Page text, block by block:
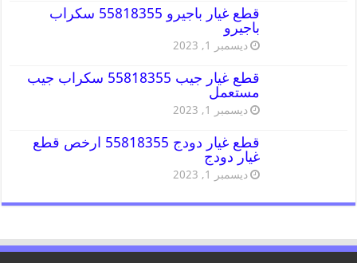
قطع غيار باجيرو 55818355 سكراب
باجيرو
ديسمبر 1, 2023
قطع غيار جيب 55818355 سكراب جيب
مستعمل
ديسمبر 1, 2023
قطع غيار دودج 55818355 ارخص قطع
غيار دودج
ديسمبر 1, 2023